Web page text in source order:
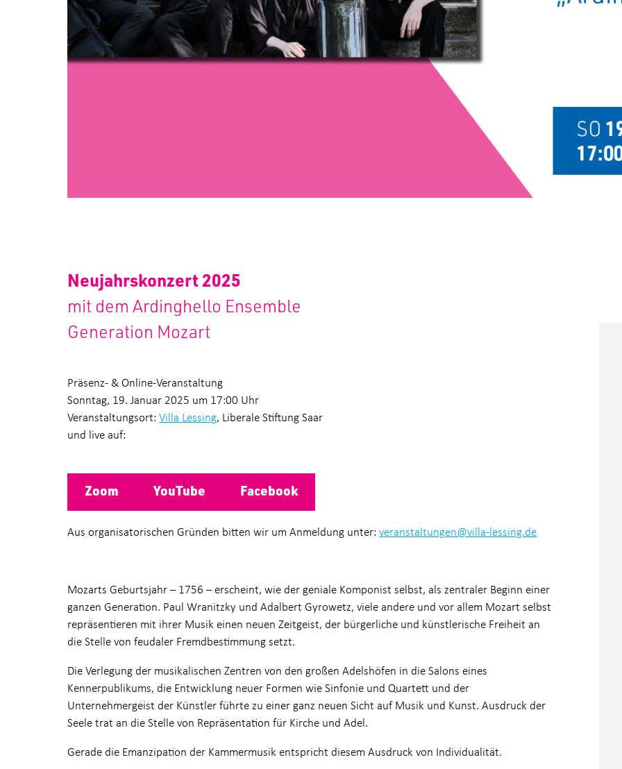
Neujahrskonzert 2025
mit dem Ardinghello Ensemble
Generation Mozart
Präsenz- & Online-Veranstaltung
Sonntag, 19. Januar 2025 um 17:00 Uhr
Veranstaltungsort:Villa Lessing, Liberale Stiftung Saar
und live auf:
Zoom YouTube Facebook
Aus organisatorischen Gründen bitten wir um Anmeldung unter:veranstaltungen@villa-lessing.de
Mozarts Geburtsjahr – 1756 – erscheint, wie der geniale Komponist selbst, als zentraler Beginn einer
ganzen Generation. Paul Wranitzky und Adalbert Gyrowetz, viele andere und vor allem Mozart selbst
repräsentieren mit ihrer Musik einen neuen Zeitgeist, der bürgerliche und künstlerische Freiheit an
die Stelle von feudaler Fremdbestimmung setzt.
Die Verlegung der musikalischen Zentren von den großen Adelshöfen in die Salons eines
Kennerpublikums, die Entwicklung neuer Formen wie Sinfonie und Quartett und der
Unternehmergeist der Künstler führte zu einer ganz neuen Sicht auf Musik und Kunst. Ausdruck der
Seele trat an die Stelle von Repräsentation für Kirche und Adel.
Gerade die Emanzipation der Kammermusik entspricht diesem Ausdruck von Individualität.